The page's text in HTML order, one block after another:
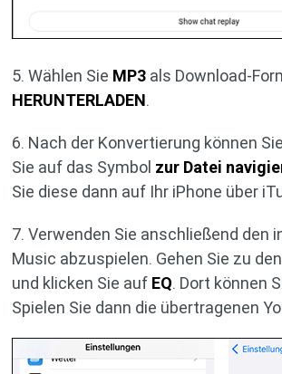
5. Wählen Sie MP3 als Download-
HERUNTERLADEN.
6. Nach der Konvertierung können
Sie auf das Symbol zur Datei
Sie diese dann auf Ihr iPhone über
7. Verwenden Sie anschließend den
Music abzuspielen. Gehen Sie zu den
und klicken Sie auf EQ. Dort können
Spielen Sie dann die übertragenen